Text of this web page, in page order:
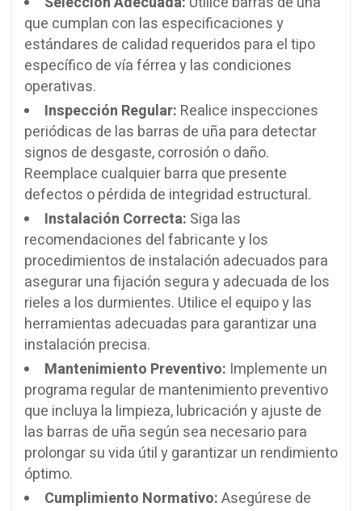
que cumplan con las especificaciones y
estándares de calidad requeridos para el tipo
específico de vía férrea y las condiciones
operativas.
Inspección Regular: Realice inspecciones
periódicas de las barras de uña para detectar
signos de desgaste, corrosión o daño.
Reemplace cualquier barra que presente
defectos o pérdida de integridad estructural.
Instalación Correcta: Siga las
recomendaciones del fabricante y los
procedimientos de instalación adecuados para
asegurar una fijación segura y adecuada de los
rieles a los durmientes. Utilice el equipo y las
herramientas adecuadas para garantizar una
instalación precisa.
Mantenimiento Preventivo: Implemente un
programa regular de mantenimiento preventivo
que incluya la limpieza, lubricación y ajuste de
las barras de uña según sea necesario para
prolongar su vida útil y garantizar un rendimiento
óptimo.
Cumplimiento Normativo:Asegúrese de